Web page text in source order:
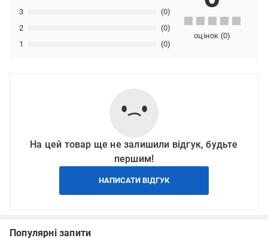
1 (0)
2 (0)
3 (0)
оцінок (0)
На цей товар ще не залишили відгук, будьте
першим!
НАПИСАТИ ВІДГУК
Популярні запити